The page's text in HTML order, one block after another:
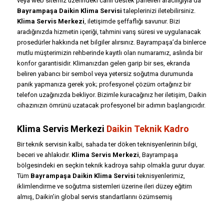
Bayrampaşa Daikin Klima Servisi taleplerinizi iletebilirsiniz.
Klima Servis Merkezi, iletişimde şeffaflığı savunur. Bizi
aradığınızda hizmetin içeriği, tahmini varış süresi ve uygulanacak
prosedürler hakkında net bilgiler alırsınız. Bayrampaşa’da binlerce
mutlu müşterimizin rehberinde kayıtlı olan numaramız, aslında bir
konfor garantisidir. Klimanızdan gelen garip bir ses, ekranda
beliren yabancı bir sembol veya yetersiz soğutma durumunda
panik yapmanıza gerek yok; profesyonel çözüm ortağınız bir
telefon uzağınızda bekliyor. Bizimle kuracağınız her iletişim, Daikin
cihazınızın ömrünü uzatacak profesyonel bir adımın başlangıcıdır.
Klima Servis Merkezi Daikin Teknik Kadro
Bir teknik servisin kalbi, sahada ter döken teknisyenlerinin bilgi,
beceri ve ahlakıdır. Klima Servis Merkezi, Bayrampaşa
bölgesindeki en seçkin teknik kadroya sahip olmakla gurur duyar.
Tüm Bayrampaşa Daikin Klima Servisi teknisyenlerimiz,
iklimlendirme ve soğutma sistemleri üzerine ileri düzey eğitim
almış, Daikin’in global servis standartlarını özümsemiş